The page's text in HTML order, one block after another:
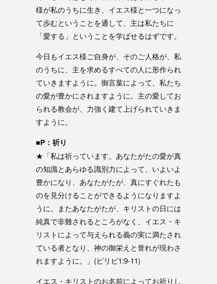
様が私のうちに生き、イエス様と一つになっ
て歩むということを通して、主は私たちに
「愛する」ということを学ばせるはずです。
今日もイエス様ご自身が、そのご人格が、私
のうちに、主を求めるすべての人に形作られ
ていきますように。御言葉によって、私たち
の愛が豊かにされますように。主の愛してお
られる教会が、力強く建て上げられていきま
すように。
■P：祈り
★「私は祈っています。あなたがたの愛が真
の知識とあらゆる識別力によって、いよいよ
豊かになり、あなたがたが、真にすぐれたも
のを見分けることができるようになりますよ
うに。またあなたがたが、キリストの日には
純真で非難されるところがなく、イエス・キ
リストによって与えられる義の実に満たされ
ている者となり、神の御栄えと誉れが現わさ
れますように。」(ピリピ1:9-11)
イエス・キリストのお名前によってお祈りし